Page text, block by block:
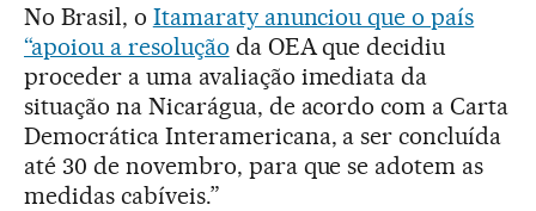
No Brasil, o Itamaraty anunciou que o país
“apoiou a resolução da OEA que decidiu
proceder a uma avaliação imediata da
situação na Nicarágua, de acordo com a Carta
Democrática Interamericana, a ser concluída
até 30 de novembro, para que se adotem as
medidas cabíveis.”